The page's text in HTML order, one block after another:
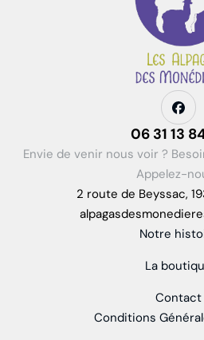
06 31 13
Envie de venir nous voir ?
Appelez-
2 route de Beyssac,
Notre
La
Contact
Conditions